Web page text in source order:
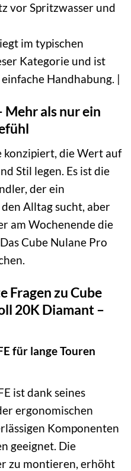
vor Spritzwasser und
im typischen
Kategorie und ist
Handhabung. |
Mehr als nur ein
konzipiert, die Wert auf
Stil legen. Es ist die
der ein
Alltag sucht, aber
am Wochenende die
Cube Nulane Pro
Fragen zu Cube
20K Diamant –
für lange Touren
ist dank seines
ergonomischen
Komponenten
geeignet. Die
zu montieren, erhöht